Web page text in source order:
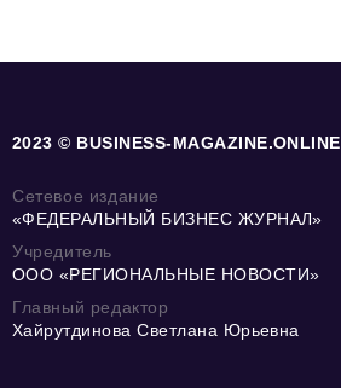
2023 © BUSINESS-MAGAZINE.ONLINE
Сетевое издание
«ФЕДЕРАЛЬНЫЙ БИЗНЕС ЖУРНАЛ»
Учредитель
ООО «РЕГИОНАЛЬНЫЕ НОВОСТИ»
Главный редактор
Хайрутдинова Светлана Юрьевна